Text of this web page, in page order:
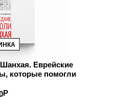
Еврейские
которые помогли